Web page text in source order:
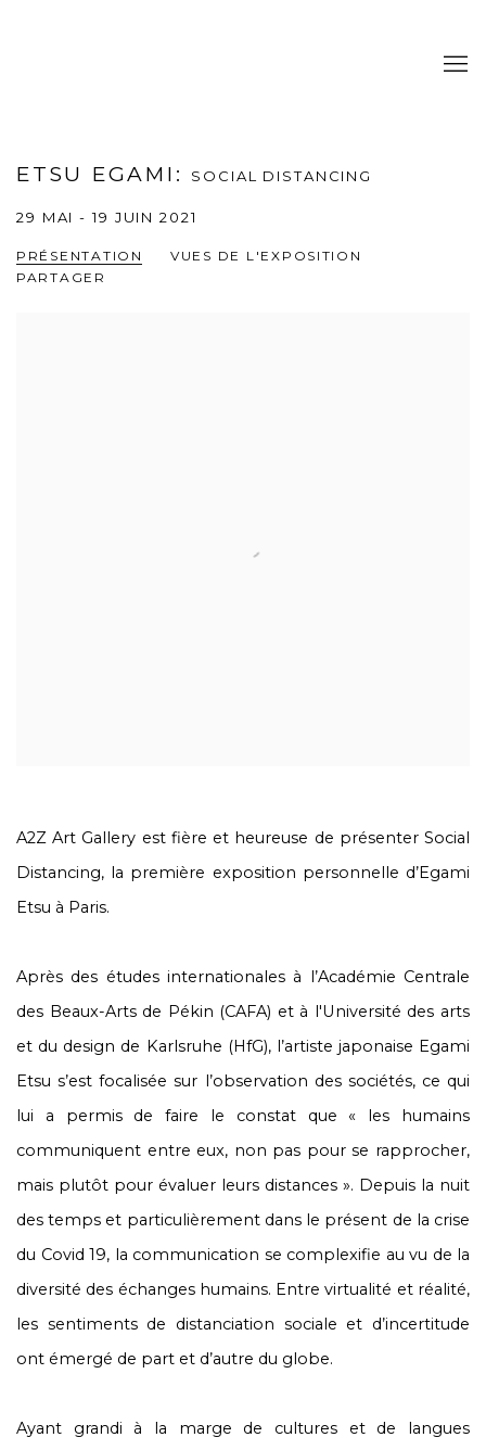
ETSU EGAMI : SOCIAL DISTANCING
29 MAI - 19 JUIN 2021
PRÉSENTATION
VUES DE L'EXPOSITION
PARTAGER
A2Z Art Gallery est fière et heureuse de présenter Social
Distancing, la première exposition personnelle d’Egami
Etsu à Paris.
Après des études internationales à l’Académie Centrale
des Beaux-Arts de Pékin (CAFA) et à l'Université des arts
et du design de Karlsruhe (HfG), l’artiste japonaise Egami
Etsu s’est focalisée sur l’observation des sociétés, ce qui
lui a permis de faire le constat que « les humains
communiquent entre eux, non pas pour se rapprocher,
mais plutôt pour évaluer leurs distances ». Depuis la nuit
des temps et particulièrement dans le présent de la crise
du Covid 19, la communication se complexifie au vu de la
diversité des échanges humains. Entre virtualité et réalité,
les sentiments de distanciation sociale et d’incertitude
ont émergé de part et d’autre du globe.
Ayant grandi à la marge de cultures et de langues